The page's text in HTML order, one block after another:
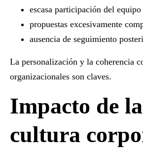
escasa participación del equipo
propuestas excesivamente
ausencia de seguimiento
La personalización y la coherencia
organizacionales son claves.
Impacto de la
cultura